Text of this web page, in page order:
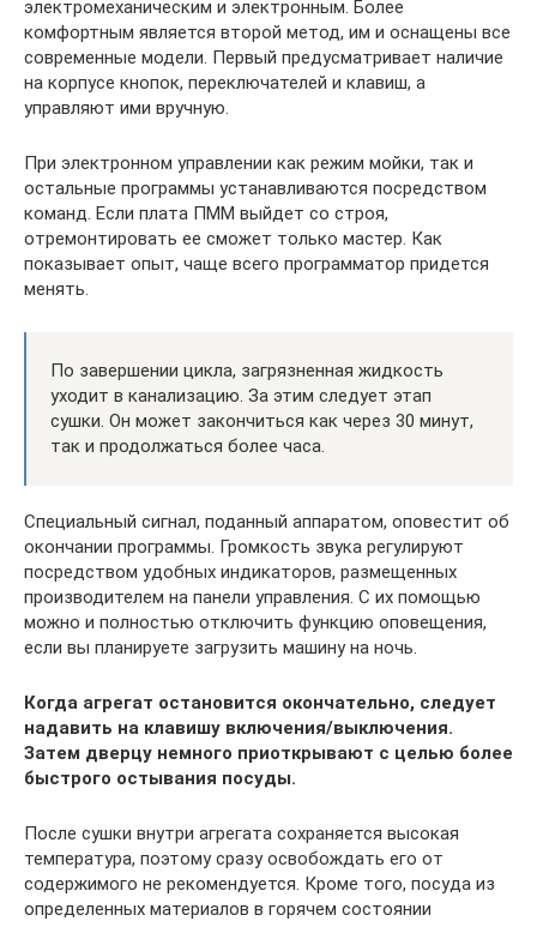
электромеханическим и электронным. Более
комфортным является второй метод, им и оснащены все
современные модели. Первый предусматривает наличие
на корпусе кнопок, переключателей и клавиш, а
управляют ими вручную.
При электронном управлении как режим мойки, так и
остальные программы устанавливаются посредством
команд. Если плата ПММ выйдет со строя,
отремонтировать ее сможет только мастер. Как
показывает опыт, чаще всего программатор придется
менять.
По завершении цикла, загрязненная жидкость
уходит в канализацию. За этим следует этап
сушки. Он может закончиться как через 30 минут,
так и продолжаться более часа.
Специальный сигнал, поданный аппаратом, оповестит об
окончании программы. Громкость звука регулируют
посредством удобных индикаторов, размещенных
производителем на панели управления. С их помощью
можно и полностью отключить функцию оповещения,
если вы планируете загрузить машину на ночь.
Когда агрегат остановится окончательно, следует
надавить на клавишу включения/выключения.
Затем дверцу немного приоткрывают с целью более
быстрого остывания посуды.
После сушки внутри агрегата сохраняется высокая
температура, поэтому сразу освобождать его от
содержимого не рекомендуется. Кроме того, посуда из
определенных материалов в горячем состоянии